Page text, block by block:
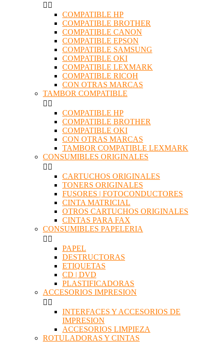
 
COMPATIBLE HP
COMPATIBLE BROTHER
COMPATIBLE CANON
COMPATIBLE EPSON
COMPATIBLE SAMSUNG
COMPATIBLE OKI
COMPATIBLE LEXMARK
COMPATIBLE RICOH
CON OTRAS MARCAS
TAMBOR COMPATIBLE
 
COMPATIBLE HP
COMPATIBLE BROTHER
COMPATIBLE OKI
CON OTRAS MARCAS
TAMBOR COMPATIBLE LEXMARK
CONSUMIBLES ORIGINALES
 
CARTUCHOS ORIGINALES
TONERS ORIGINALES
FUSORES | FOTOCONDUCTORES
CINTA MATRICIAL
OTROS CARTUCHOS ORIGINALES
CINTAS PARA FAX
CONSUMIBLES PAPELERIA
 
PAPEL
DESTRUCTORAS
ETIQUETAS
CD | DVD
PLASTIFICADORAS
ACCESORIOS IMPRESION
 
INTERFACES Y ACCESORIOS DE
IMPRESION
ACCESORIOS LIMPIEZA
ROTULADORAS Y CINTAS